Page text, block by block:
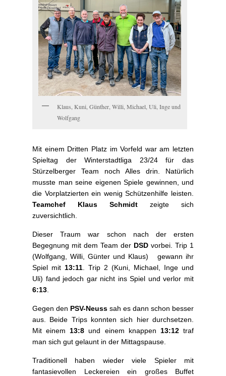
Klaus, Kuni, Günther, Willi, Michael, Uli, Inge und
Wolfgang
Mit einem Dritten Platz im Vorfeld war am letzten
Spieltag der Winterstadtliga 23/24 für das
Stürzelberger Team noch Alles drin. Natürlich
musste man seine eigenen Spiele gewinnen, und
die Vorplatzierten ein wenig Schützenhilfe leisten.
Teamchef Klaus Schmidt zeigte sich
zuversichtlich.
Dieser Traum war schon nach der ersten
Begegnung mit dem Team der DSD vorbei. Trip 1
(Wolfgang, Willi, Günter und Klaus) gewann ihr
Spiel mit 13:11 . Trip 2 (Kuni, Michael, Inge und
Uli) fand jedoch gar nicht ins Spiel und verlor mit
6:13
Gegen den PSV-Neuss sah es dann schon besser
aus. Beide Trips konnten sich hier durchsetzen.
Mit einem 13:8 und einem knappen 13:12traf
man sich gut gelaunt in der Mittagspause.
Traditionell haben wieder viele Spieler mit
fantasievollen Leckereien ein großes Buffet